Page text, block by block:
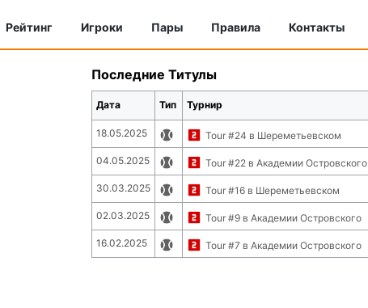
Рейтинг Игроки Пары Правила Контакты
Последние Титулы
Дата Тип Турнир
18.05.2025 Tour #24 в Шереметьевском
04.05.2025 Tour #22 в Академии Островского
30.03.2025 Tour #16 в Шереметьевском
02.03.2025 Tour #9 в Академии Островского
16.02.2025 Tour #7 в Академии Островского